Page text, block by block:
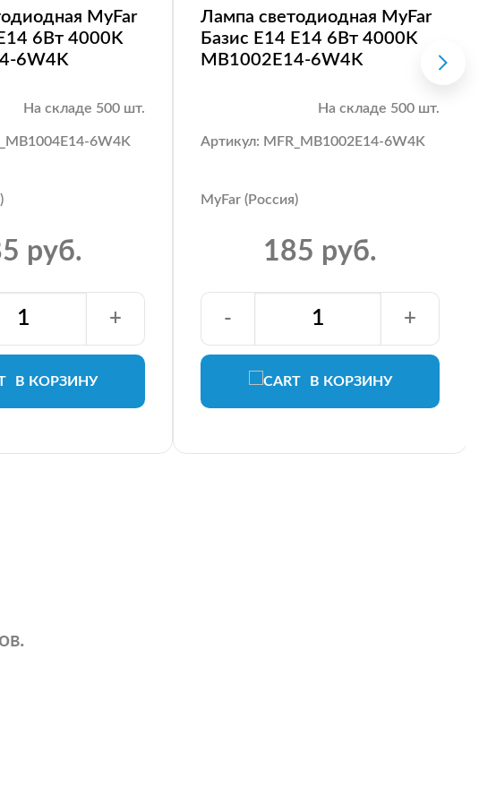
MyFar
6Вт 4000K
6W4K
На складе 500 шт.
6W4K
руб.
В КОРЗИНУ
+
Лампа светодиодная MyFar
Базис E14 E14 6Вт 4000K
MB1002E14-6W4K
На складе 500 шт.
Артикул: MFR_MB1002E14-6W4K
MyFar (Россия)
185 руб.
В КОРЗИНУ
- +